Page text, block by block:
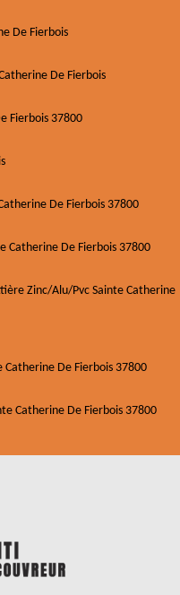
De Fierbois
De Fierbois
Fierbois 37800
De Fierbois 37800
Catherine De Fierbois 37800
Zinc/Alu/Pvc Sainte Catherine
Catherine De Fierbois 37800
Catherine De Fierbois 37800